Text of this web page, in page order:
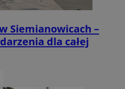
Siemianowicach –
dla całej